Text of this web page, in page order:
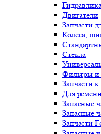
Гидравлика
Двигатели
Запчасти
Колёса,
Стёкла
Фильтры
Запчасти
Для
Запасные
Запасные
Запчасти